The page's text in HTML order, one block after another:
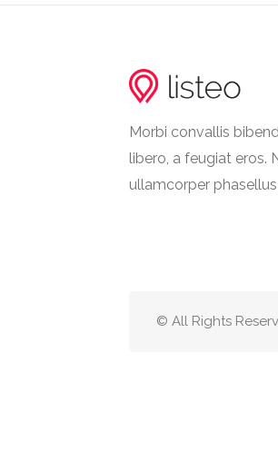
Morbi convallis
libero, a feugiat eros.
ullamcorper phasellus
© All Rights